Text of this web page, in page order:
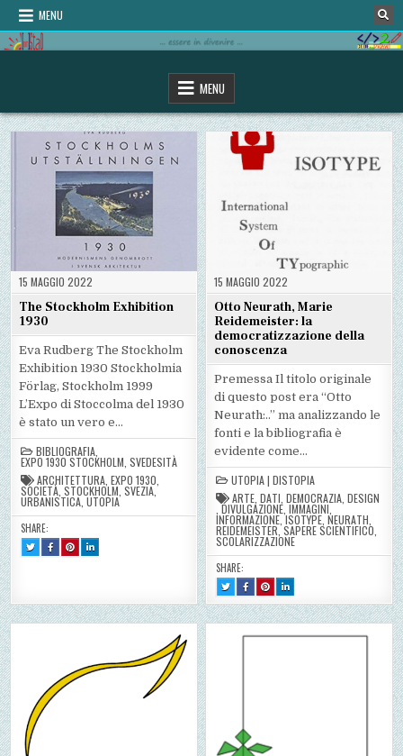
Skip
content
MENU
MENU
15 MAGGIO 2022
The Stockholm Exhibition
1930
Eva Rudberg The Stockholm
Exhibition 1930 Stockholmia
Förlag, Stockholm 1999
L’Expo di Stoccolma del 1930
è stato un vero e…
BIBLIOGRAFIA
EXPO 1930 STOCKHOLM ,SVEDESITÀ
ARCHITETTURA ,EXPO 1930
SOCIETÀ ,STOCKHOLM ,SVEZIA
URBANISTICA ,UTOPIA
SHARE:
TWEET
THIS!
SHARE
THIS
EXHIBITION
1930
SHARE
THIS
EXHIBITION
1930
SHARE
THIS
EXHIBITION
1930
15 MAGGIO 2022
Otto Neurath, Marie
Reidemeister: la
democratizzazione della
conoscenza
Premessa Il titolo originale
di questo post era “Otto
Neurath:..” ma analizzando le
fonti e la bibliografia è
evidente come…
UTOPIA | DISTOPIA
ARTE ,DATI ,DEMOCRAZIA ,DESIGN
,DIVULGAZIONE ,IMMAGINI
INFORMAZIONE ,ISOTYPE ,NEURATH
REIDEMEISTER ,SAPERE SCIENTIFICO
SCOLARIZZAZIONE
SHARE:
TWEET
THIS!
:
OTTO
NEURATH,
REIDEMEISTER:
SHARE
THIS
ON
FACEBOOK
:
NEURATH,
SHARE
THIS
ON
PINTEREST
:
NEURATH,
SHARE
THIS
ON
LINKEDIN
:
NEURATH,